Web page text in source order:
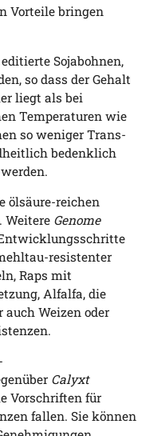
Vorteile bringen
Sojabohnen,
so dass der Gehalt
liegt als bei
Temperaturen wie
so weniger Trans-
bedenklich
ölsäure-reichen
Weitere Genome
resistenter
Raps mit
Alfalfa, die
auch Weizen oder
Calyxt
Vorschriften für
fallen. Sie können